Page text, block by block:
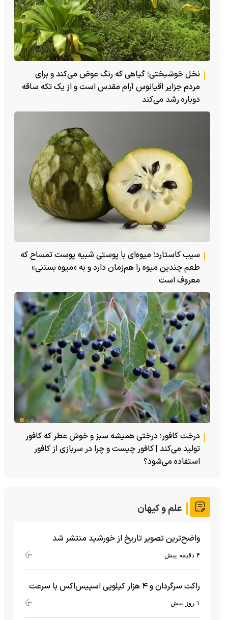
نخل خوشبختی؛ گیاهی که رنگ عوض می‌کند و برای
مردم جزایر اقیانوس آرام مقدس است و از یک تکه ساقه
دوباره رشد می‌کند
سیب کاستارد؛ میوه‌ای با پوستی شبیه پوست تمساح که
طعم چندین میوه را هم‌زمان دارد و به «میوه بستنی»
معروف است
درخت کافور؛ درختی همیشه سبز و خوش عطر که کافور
تولید می‌کند | کافور چیست و چرا در سربازی از کافور
استفاده می‌شود؟
علم و کیهان
واضح‌ترین تصویر تاریخ از خورشید منتشر شد
۴ دقیقه پیش
راکت سرگردان و ۴ هزار کیلویی اسپیس‌اکس با سرعت
هشت هزار و ۶۹۰ کیلومتر در ساعت به ماه برخورد کرد۱ روز پیش